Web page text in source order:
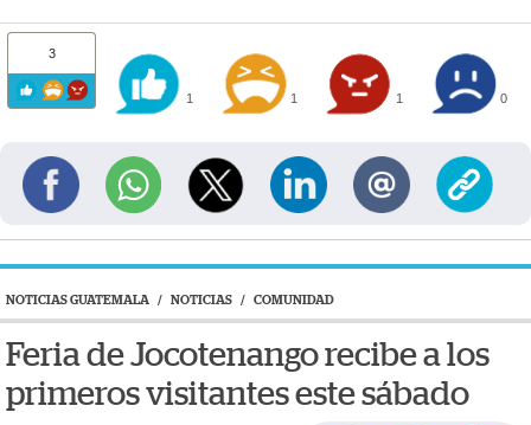
3
1 1 1 0
NOTICIAS GUATEMALA / NOTICIAS / COMUNIDAD
Feria de Jocotenango recibe a los
primeros visitantes este sábado